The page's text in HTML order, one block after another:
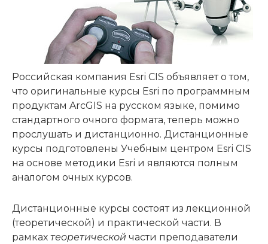
Российская компания Esri CIS объявляет о том,
что оригинальные курсы Esri по программным
продуктам ArcGIS на русском языке, помимо
стандартного очного формата, теперь можно
прослушать и дистанционно. Дистанционные
курсы подготовлены Учебным центром Esri CIS
на основе методики Esri и являются полным
аналогом очных курсов.
Дистанционные курсы состоят из лекционной
(теоретической) и практической части. В
рамках теоретической части преподаватели